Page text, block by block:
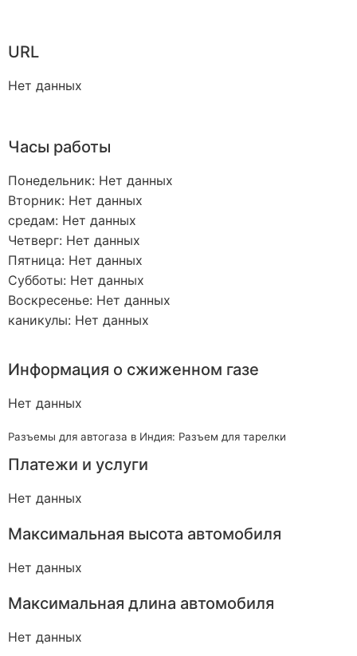
URL
Нет данных
Часы работы
Понедельник: Нет данных
Вторник: Нет данных
средам: Нет данных
Четверг: Нет данных
Пятница: Нет данных
Субботы: Нет данных
Воскресенье: Нет данных
каникулы: Нет данных
Информация о сжиженном газе
Нет данных
Разъемы для автогаза в Индия: Разъем для тарелки
Платежи и услуги
Нет данных
Максимальная высота автомобиля
Нет данных
Максимальная длина автомобиля
Нет данных